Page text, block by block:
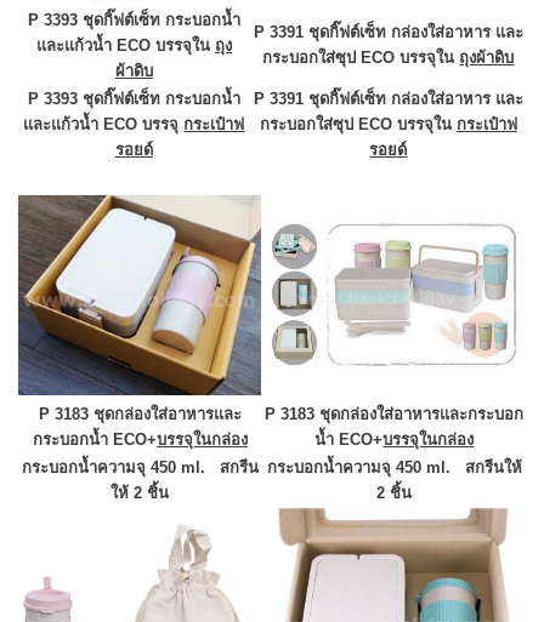
P 3393 ชุดกิ๊ฟต์เซ็ท กระบอกน้ำ
และแก้วน้ำ ECO บรรจุใน ถุง
ผ้าดิบ
P 3391 ชุดกิ๊ฟต์เซ็ท กล่องใส่อาหาร และ
กระบอกใส่ซุป ECO บรรจุใน ถุงผ้าดิบ
P 3393 ชุดกิ๊ฟต์เซ็ท กระบอกน้ำ
และแก้วน้ำ ECO บรรจุ กระเป๋าฟ
รอยด์
P 3391 ชุดกิ๊ฟต์เซ็ท กล่องใส่อาหาร และ
กระบอกใส่ซุป ECO บรรจุใน กระเป๋าฟ
รอยด์
P 3183 ชุดกล่องใส่อาหารและ
กระบอกน้ำ ECO+บรรจุในกล่อง
P 3183 ชุดกล่องใส่อาหารและกระบอก
น้ำ ECO+บรรจุในกล่อง
กระบอกน้ำความจุ 450 ml. สกรีน
ให้ 2 ชิ้น
กระบอกน้ำความจุ 450 ml. สกรีนให้
2 ชิ้น